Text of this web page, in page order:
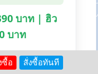
บาท | ฮิว
บาท
Shopee
ซื้อ สั่งซื้อทันที